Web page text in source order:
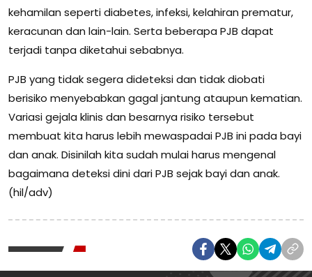
kehamilan seperti diabetes, infeksi, kelahiran prematur,
keracunan dan lain-lain. Serta beberapa PJB dapat
terjadi tanpa diketahui sebabnya.
PJB yang tidak segera dideteksi dan tidak diobati
berisiko menyebabkan gagal jantung ataupun kematian.
Variasi gejala klinis dan besarnya risiko tersebut
membuat kita harus lebih mewaspadai PJB ini pada bayi
dan anak. Disinilah kita sudah mulai harus mengenal
bagaimana deteksi dini dari PJB sejak bayi dan anak.
(hil/adv)